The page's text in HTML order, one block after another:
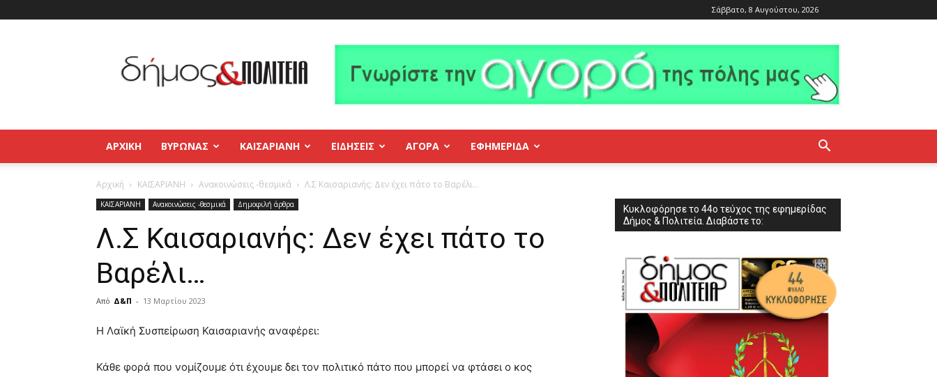
Σάββατο, 8 Αυγούστου, 2026
και
Πολιτεία
Βύρωνας
–
Παγκράτι
ΑΡΧΙΚΉ ΒΥΡΩΝΑΣ ΚΑΙΣΑΡΙΑΝΗ ΕΙΔΗΣΕΙΣ ΑΓΟΡΑ ΕΦΗΜΕΡΊΔΑ
Αρχική ΚΑΙΣΑΡΙΑΝΗ Ανακοινώσεις -θεσμικά Λ.Σ Καισαριανής: Δεν έχει πάτο το Βαρέλι…
ΚΑΙΣΑΡΙΑΝΗ Ανακοινώσεις -θεσμικά Δημοφιλή άρθρα
Λ.Σ Καισαριανής: Δεν έχει πάτο το
Βαρέλι…
Από Δ&Π - 13 Μαρτίου 2023
blonde
hot
Η Λαϊκή Συσπείρωση Καισαριανής αναφέρει:
Κάθε φορά που νομίζουμε ότι έχουμε δει τον πολιτικό πάτο που μπορεί να φτάσει ο κος
Κυκλοφόρησε το 44ο τεύχος της εφημερίδας
Δήμος & Πολιτεία. Διαβάστε το: